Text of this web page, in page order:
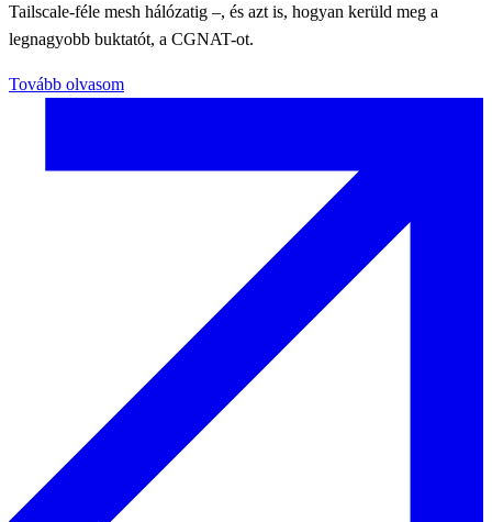
Tailscale-féle mesh hálózatig –, és azt is, hogyan kerüld meg a
legnagyobb buktatót, a CGNAT-ot.
Tovább olvasom